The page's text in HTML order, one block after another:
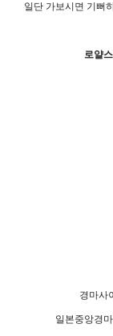
일단 가보시면 기뻐
로얄
경마사
일본중앙경